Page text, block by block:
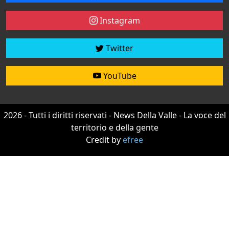
Instagram
Twitter
YouTube
2026 - Tutti i diritti riservati - News Della Valle - La voce del
territorio e della gente
Credit byefree